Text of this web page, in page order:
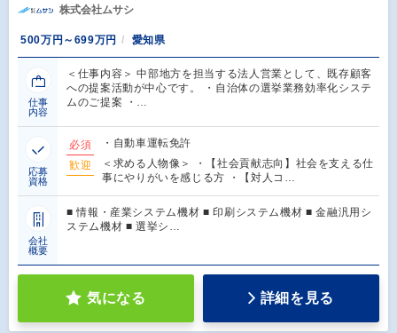
株式会社ムサシ
500万円～699万円 愛知県
仕事
内容
＜仕事内容＞ 中部地方を担当する法人営業として、既存顧客
への提案活動が中心です。 ・自治体の選挙業務効率化システ
ムのご提案 ・…
応募
資格
必須
・自動車運転免許
歓迎
＜求める人物像＞ ・【社会貢献志向】社会を支える仕
事にやりがいを感じる方 ・【対人コ…
会社
概要
■ 情報・産業システム機材 ■ 印刷システム機材 ■ 金融汎用シ
ステム機材 ■ 選挙シ…
気になる 詳細を見る